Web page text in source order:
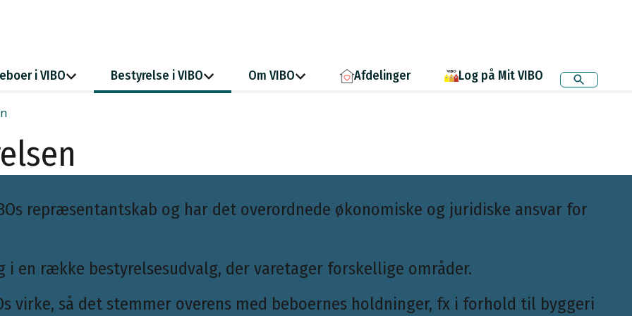
i VIBO Bestyrelse i VIBO Om VIBO Afdelinger Log på Mit VIBO
repræsentantskab og har det overordnede økonomiske og juridiske ansvar for
i en række bestyrelsesudvalg, der varetager forskellige områder.
virke, så det stemmer overens med beboernes holdninger, fx i forhold til byggeri